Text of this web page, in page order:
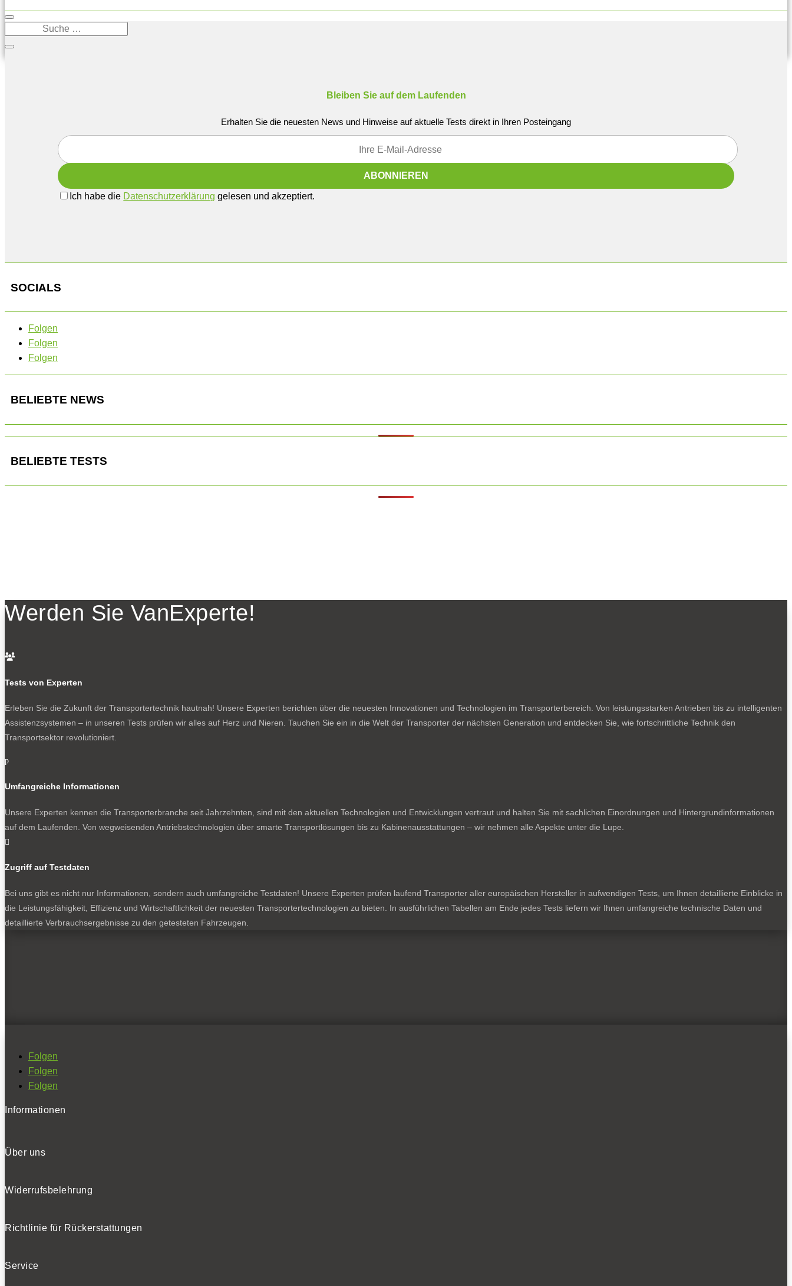
Bleiben Sie auf dem Laufenden
Erhalten Sie die neuesten News und Hinweise auf aktuelle Tests direkt in Ihren Posteingang
Ich habe die Datenschutzerklärung gelesen und akzeptiert.
SOCIALS
Folgen
Folgen
Folgen
BELIEBTE NEWS
BELIEBTE TESTS
Werden Sie VanExperte!

Tests von Experten
Erleben Sie die Zukunft der Transportertechnik hautnah! Unsere Experten berichten über die neuesten Innovationen und Technologien im Transporterbereich. Von leistungsstarken Antrieben bis zu intelligenten
Assistenzsystemen – in unseren Tests prüfen wir alles auf Herz und Nieren. Tauchen Sie ein in die Welt der Transporter der nächsten Generation und entdecken Sie, wie fortschrittliche Technik den
Transportsektor revolutioniert.
p
Umfangreiche Informationen
Unsere Experten kennen die Transporterbranche seit Jahrzehnten, sind mit den aktuellen Technologien und Entwicklungen vertraut und halten Sie mit sachlichen Einordnungen und Hintergrundinformationen
auf dem Laufenden. Von wegweisenden Antriebstechnologien über smarte Transportlösungen bis zu Kabinenausstattungen – wir nehmen alle Aspekte unter die Lupe.

Zugriff auf Testdaten
Bei uns gibt es nicht nur Informationen, sondern auch umfangreiche Testdaten! Unsere Experten prüfen laufend Transporter aller europäischen Hersteller in aufwendigen Tests, um Ihnen detaillierte Einblicke in
die Leistungsfähigkeit, Effizienz und Wirtschaftlichkeit der neuesten Transportertechnologien zu bieten. In ausführlichen Tabellen am Ende jedes Tests liefern wir Ihnen umfangreiche technische Daten und
detaillierte Verbrauchsergebnisse zu den getesteten Fahrzeugen.
Folgen
Folgen
Folgen
Informationen
Über uns
Widerrufsbelehrung
Richtlinie für Rückerstattungen
Service